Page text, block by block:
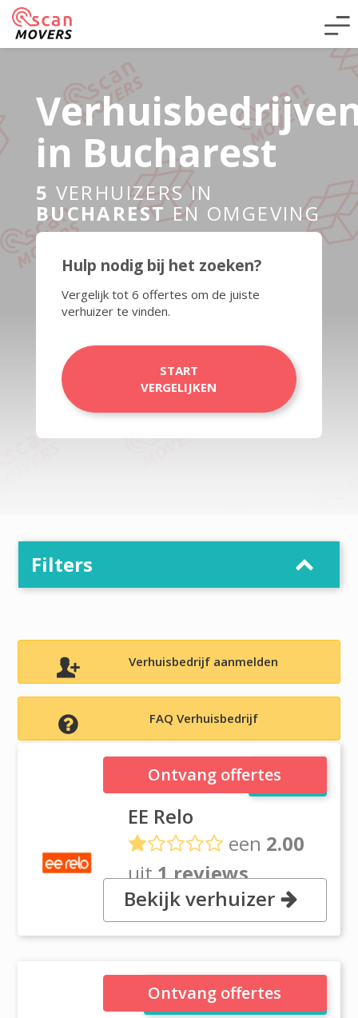
in Bucharest
5 VERHUIZERS IN
BUCHAREST EN OMGEVING
Hulp nodig bij het zoeken?
Vergelijk tot 6 offertes om de juiste
verhuizer te vinden.
START
VERGELIJKEN
Filters
Verhuisbedrijf aanmelden
FAQ Verhuisbedrijf
EE Relo
EE Relo
een 2.00
uit1 reviews
38 Boisoara Street, District 6
Bucharest
Ontvang offertes
Bekijk verhuizer
MOVING CONCEPT
Ontvang offertes